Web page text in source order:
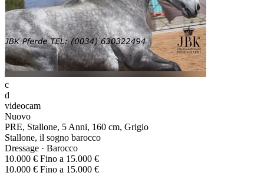
c
d
videocam
Nuovo
PRE, Stallone, 5 Anni, 160 cm, Grigio
Stallone, il sogno barocco
Dressage · Barocco
10.000 € Fino a 15.000 €
10.000 € Fino a 15.000 €